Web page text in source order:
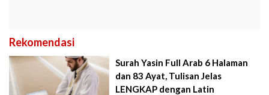
Rekomendasi
Surah Yasin Full Arab 6 Halaman
dan 83 Ayat, Tulisan Jelas
LENGKAP dengan Latin